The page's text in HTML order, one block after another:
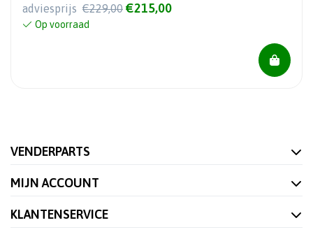
adviesprijs €229,00 €215,00
Op voorraad
VENDERPARTS
MIJN ACCOUNT
KLANTENSERVICE